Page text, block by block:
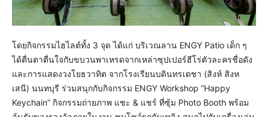
โดยกิจกรรมไฮไลต์ทั้ง 3 จุด ได้แก่ บริเวณลาน ENGY Patio เด็ก ๆ
ได้ตื่นตาตื่นใจกับขบวนพาเหรดจากเหล่าซุปเปอร์ฮีโร่ตัวละครชื่อดัง
และการแสดงวงโยธวาทิต จากโรงเรียนบดินทรเดชา (สิงห์ สิงห
เสนี) นนทบุรี ร่วมสนุกกับกิจกรรม ENGY Workshop “Happy
Keychain” กิจกรรมถ่ายภาพ แชะ & แชร์ ที่ซุ้ม Photo Booth พร้อม